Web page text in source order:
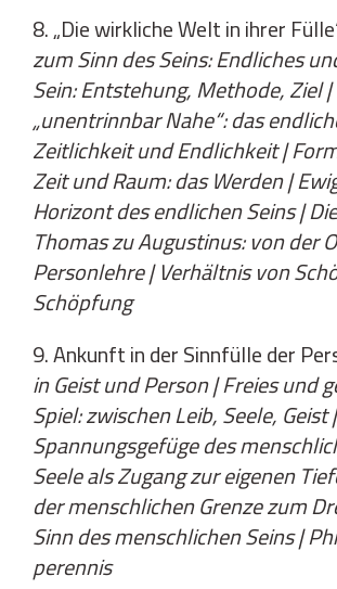
8. „Die wirkliche Welt in ihrer
zum Sinn des Seins: Endliches
Sein: Entstehung, Methode, Ziel
„unentrinnbar Nahe“: das
Zeitlichkeit und Endlichkeit |
Zeit und Raum: das Werden |
Horizont des endlichen Seins |
Thomas zu Augustinus: von der
Personlehre | Verhältnis von
Schöpfung
9. Ankunft in der Sinnfülle der
in Geist und Person | Freies und
Spiel: zwischen Leib, Seele, Geist |
Spannungsgefüge des
Seele als Zugang zur eigenen
der menschlichen Grenze zum
Sinn des menschlichen Seins |
perennis